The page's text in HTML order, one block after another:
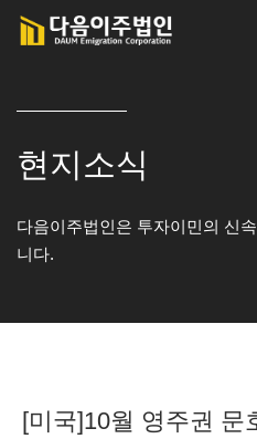
현지소식
다음이주법인은 투자이민의 신
니다.
[미국]10월 영주권 문